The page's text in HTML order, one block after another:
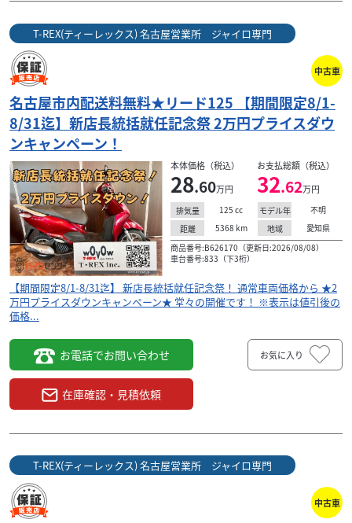
通常
ン★
本体価格:25.30万円 （税込）
【期間限定8/1-8/31迄】 新店長統括就任記念祭！ 通常
車両価格から ★2万円プライスダウンキャンペーン★
ホンダ T-REX(ティーレックス) 名古屋営業所 ジャイロ専門
名古屋市内配送料無料★ジャイロX ミニカー登録可 【期
本体価格:20.90万円（税込）
【期間限定8/1-8/31迄】 新店長統括就任記念祭！ 通常車両
価格から ★2万円プライスダウンキャンペーン★ 堂々の開
催です！ ※表示は値引後の価格...
T-REX(ティーレックス) 名古屋営業所 ジャイロ専門
中古車
名古屋市内配送料無料★リード125 【期間限定8/1-
8/31迄】新店長統括就任記念祭 2万円プライスダウ
ンキャンペーン！
本体価格（税込）
28.60万円
お支払総額（税込）
32.62万円
排気量 125 cc モデル年
不明
距離
5368 km 地域
愛知県
商品番号:B626170（更新日:2026/08/08）
車台番号:833（下3桁）
【期間限定8/1-8/31迄】 新店長統括就任記念祭！ 通常車両価格から ★2
万円プライスダウンキャンペーン★ 堂々の開催です！ ※表示は値引後の
価格...
お電話でお問い合わせ
在庫確認・見積依頼
お気に入り
T-REX(ティーレックス) 名古屋営業所 ジャイロ専門
中古車